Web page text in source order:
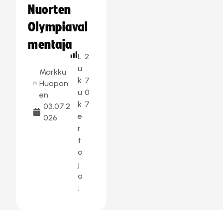
Nuorten
Olympiaval
mentaja
Markku
Huopon
en
03.07.2
026
L
u
k
u
k
e
r
t
o
j
a
:
2
7
0
7